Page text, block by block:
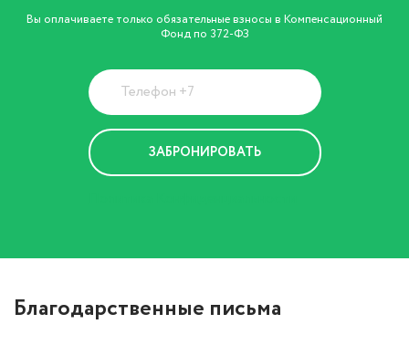
Вы оплачиваете только обязательные взносы в Компенсационный
Фонд по 372-ФЗ
Благодарственные письма